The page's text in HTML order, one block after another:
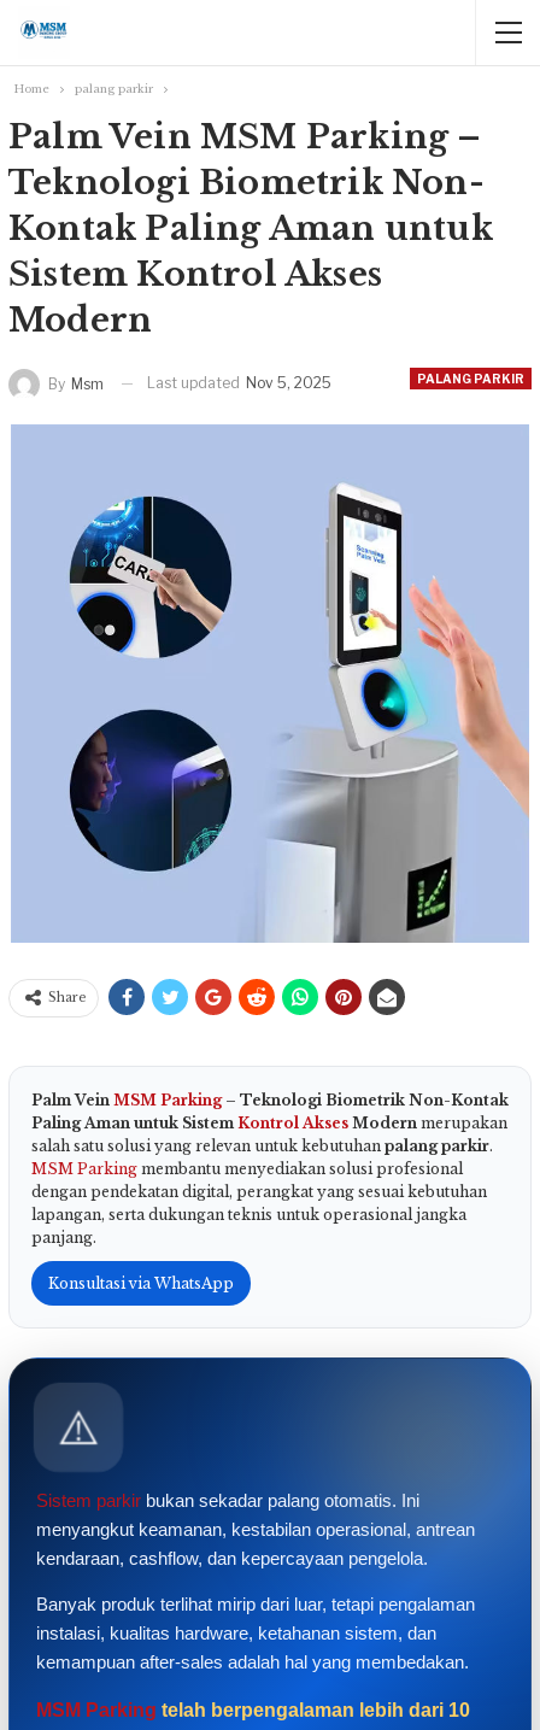
Home palang parkir
Palm Vein MSM Parking –
Teknologi Biometrik Non-
Kontak Paling Aman untuk
Sistem Kontrol Akses
Modern
PALANG PARKIR
By Msm Last updated Nov 5, 2025
Share
Palm Vein MSM Parking– Teknologi Biometrik Non-Kontak
Paling Aman untuk Sistem Kontrol Akses Modern merupakan
salah satu solusi yang relevan untuk kebutuhan palang parkir.
MSM Parking membantu menyediakan solusi profesional
dengan pendekatan digital, perangkat yang sesuai kebutuhan
lapangan, serta dukungan teknis untuk operasional jangka
panjang.
Konsultasi via WhatsApp
⚠️
Sistem parkir bukan sekadar palang otomatis. Ini
menyangkut keamanan, kestabilan operasional, antrean
kendaraan, cashflow, dan kepercayaan pengelola.
Banyak produk terlihat mirip dari luar, tetapi pengalaman
instalasi, kualitas hardware, ketahanan sistem, dan
kemampuan after-sales adalah hal yang membedakan.
MSM Parking telah berpengalaman lebih dari 10